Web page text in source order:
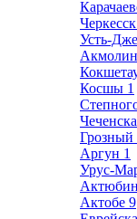
Черкесск
Усть-
Косшы 1
Грозный
Аргун 1
Урус-
Актобе 9